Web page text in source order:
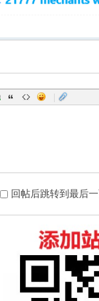
|
回帖后跳转到最后